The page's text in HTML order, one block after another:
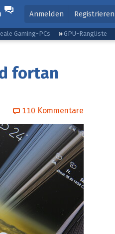
Anmelden Registrieren
Gaming-PCs GPU-Rangliste
fortan
110 Kommentare